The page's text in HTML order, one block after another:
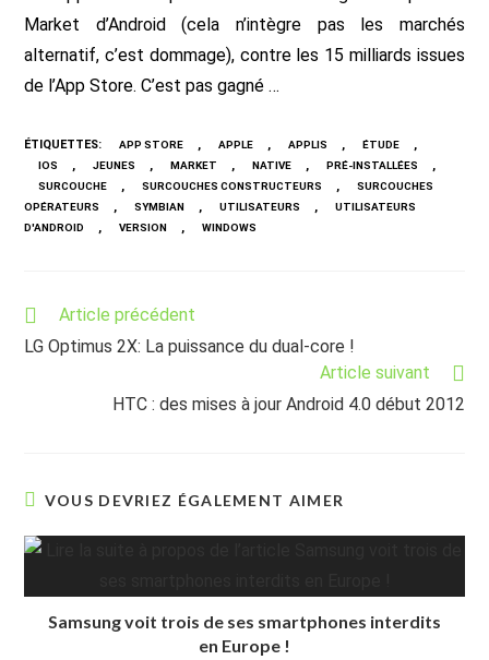
Market d’Android (cela n’intègre pas les marchés
alternatif, c’est dommage), contre les 15 milliards issues
de l’App Store. C’est pas gagné …
ÉTIQUETTES: APP STORE , APPLE , APPLIS , ÉTUDE ,
IOS , JEUNES , MARKET , NATIVE , PRÉ-INSTALLÉES ,
SURCOUCHE , SURCOUCHES CONSTRUCTEURS ,
SURCOUCHES
OPÉRATEURS
, SYMBIAN , UTILISATEURS ,
UTILISATEURS
D'ANDROID
, VERSION , WINDOWS
Read
articles
Article précédent
LG Optimus 2X: La puissance du dual-core !
Article suivant
HTC : des mises à jour Android 4.0 début 2012
VOUS DEVRIEZ ÉGALEMENT AIMER
Samsung voit trois de ses smartphones interdits
en Europe !